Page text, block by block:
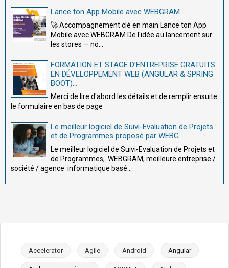
Lance ton App Mobile avec WEBGRAM
🚀 Accompagnement clé en main Lance ton App
Mobile avec WEBGRAM De l'idée au lancement sur
les stores — no...
FORMATION ET STAGE D’ENTREPRISE GRATUITS
EN DÉVELOPPEMENT WEB (ANGULAR & SPRING
BOOT)...
Merci de lire d'abord les détails et de remplir ensuite
le formulaire en bas de page
Le meilleur logiciel de Suivi-Evaluation de Projets
et de Programmes proposé par WEBG...
Le meilleur logiciel de Suivi-Evaluation de Projets et
de Programmes, WEBGRAM, meilleure entreprise /
société / agence informatique basé...
Accelerator Agile Android Angular